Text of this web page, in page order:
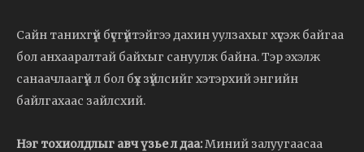
Сайн танихгүй бүсгүйтэйгээ дахин уулзахыг хүсэж байгаа
бол анхааралтай байхыг сануулж байна. Тэр эхэлж
санаачлаагүй л бол бүх зүйлсийг хэтэрхий энгийн
байлгахаас зайлсхий.
Нэг тохиолдлыг авч үзье л даа:Миний залуугаасаа